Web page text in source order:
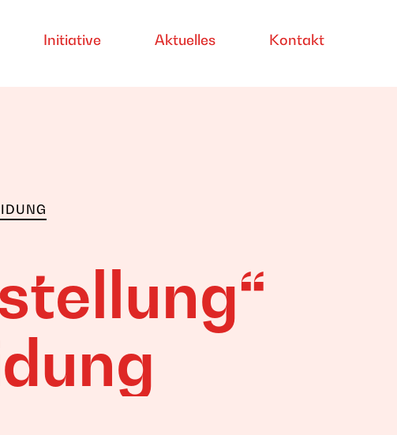
Initiative Aktuelles Kontakt